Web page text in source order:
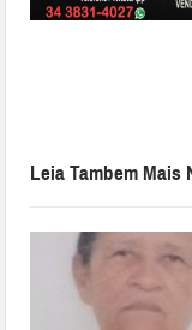
Leia Tambem Mais